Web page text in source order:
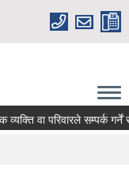
वा परिवारले सम्पर्क गर्नें